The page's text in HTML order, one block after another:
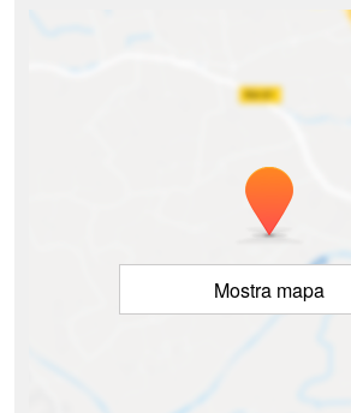
Mostra mapa